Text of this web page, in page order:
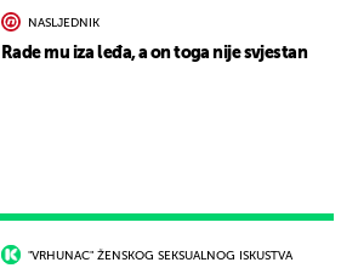
"VRHUNAC" ŽENSKOG SEKSUALNOG ISKUSTVA
NASLJEDNIK
Rade mu iza leđa, a on toga nije svjestan